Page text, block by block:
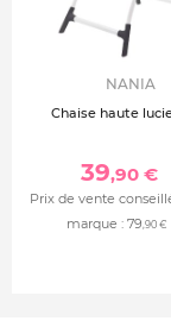
NANIA
Chaise haute
39,90 €
Prix de vente
marque : 79,90 €